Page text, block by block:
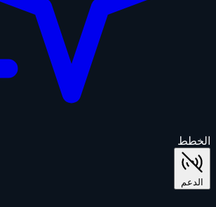
الخطط
الدعم